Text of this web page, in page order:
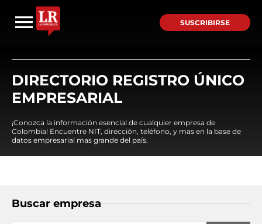
SUSCRIBIRSE
DIRECTORIO REGISTRO ÚNICO
EMPRESARIAL
¡Conozca la información esencial de cualquier empresa de
Colombia! Encuentre NIT, dirección, teléfono, y mas en la base de
datos empresarial mas grande del país.
Buscar empresa